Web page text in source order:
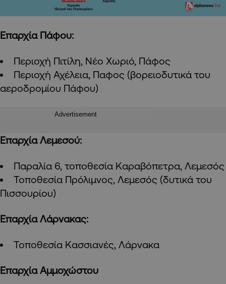
Επαρχία Πάφου:
Περιοχή Πιτίλη, Νέο Χωριό, Πάφος
Περιοχή Αχέλεια, Παφος (βορειοδυτικά του
αεροδρομίου Πάφου)
Advertisement
Επαρχία Λεμεσού:
Παραλία 6, τοποθεσία Καραβόπετρα, Λεμεσός
Τοποθεσία Πρόλιμνος, Λεμεσός (δυτικά του
Πισσουρίου)
Επαρχία Λάρνακας:
Τοποθεσία Κασσιανές, Λάρνακα
Επαρχία Αμμοχώστου